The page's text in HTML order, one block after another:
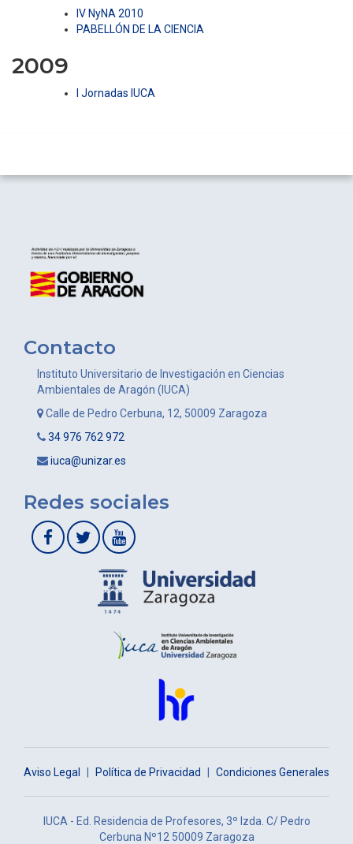
IV NyNA 2010
PABELLÓN DE LA CIENCIA
2009
I Jornadas IUCA
Contacto
Instituto Universitario de Investigación en Ciencias
Ambientales de Aragón (IUCA)
Calle de Pedro Cerbuna, 12, 50009 Zaragoza
34 976 762 972
iuca@unizar.es
Redes sociales
Aviso Legal Política de Privacidad Condiciones Generales
IUCA - Ed. Residencia de Profesores, 3º Izda. C/ Pedro
Cerbuna Nº12 50009 Zaragoza